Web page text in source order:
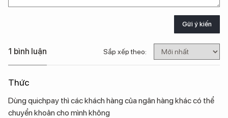
Gửi ý kiến
1 bình luận Sắp xếp theo:
Thức
Dùng quichpay thì các khách hàng của ngân hàng khác có thể
chuyển khoản cho mình không